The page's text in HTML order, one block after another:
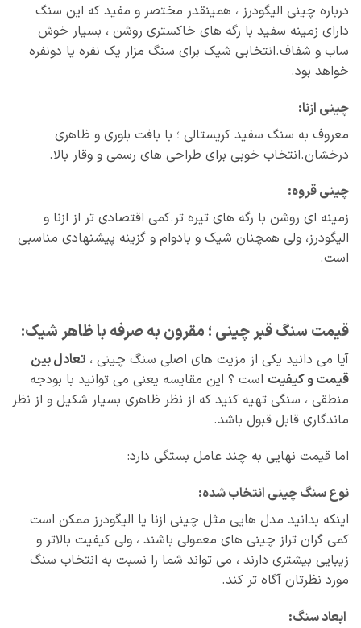
درباره چینی الیگودرز ، همینقدر مختصر و مفید که این سنگ
دارای زمینه سفید با رگه‌ های خاکستری روشن ، بسیار خوش‌
ساب و شفاف.انتخابی شیک برای سنگ مزار یک‌ نفره یا دو‌نفره
خواهد بود.
چینی ازنا:
معروف به سنگ سفید کریستالی ؛ با بافت بلوری و ظاهری
درخشان.انتخاب خوبی برای طراحی‌ های رسمی و وقار بالا.
چینی قروه:
زمینه‌ ای روشن با رگه‌ های تیره‌ تر.کمی اقتصادی‌ تر از ازنا و
الیگودرز، ولی همچنان شیک و بادوام و گزینه پیشنهادی مناسبی
است.
قیمت سنگ قبر چینی ؛ مقرون‌ به‌ صرفه با ظاهر شیک:
آیا می دانید یکی از مزیت‌ های اصلی سنگ چینی ،تعادل بین
قیمت و کیفیتاست ؟ این مقایسه یعنی می‌ توانید با بودجه
منطقی ، سنگی تهیه کنید که از نظر ظاهری بسیار شکیل و از نظر
ماندگاری قابل‌ قبول باشد.
اما قیمت نهایی به چند عامل بستگی دارد:
نوع سنگ چینی انتخاب‌ شده:
اینکه بدانید مدل‌ هایی مثل چینی ازنا یا الیگودرز ممکن است
کمی گران‌ تراز چینی‌ های معمولی باشند ، ولی کیفیت بالاتر و
زیبایی بیشتری دارند ، می تواند شما را نسبت به انتخاب سنگ
مورد نظرتان آگاه تر کند.
ابعاد سنگ: